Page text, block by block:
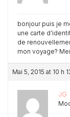
bonjour puis je
une carte
de
mon voyage?
Mai 5, 2015 at 10 h
JG